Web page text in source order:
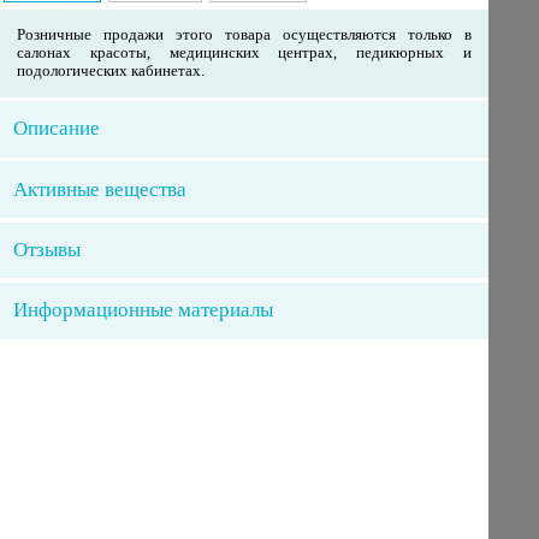
Розничные продажи этого товара осуществляются только в
салонах красоты, медицинских центрах, педикюрных и
подологических кабинетах.
Описание
Активные вещества
Отзывы
Информационные материалы